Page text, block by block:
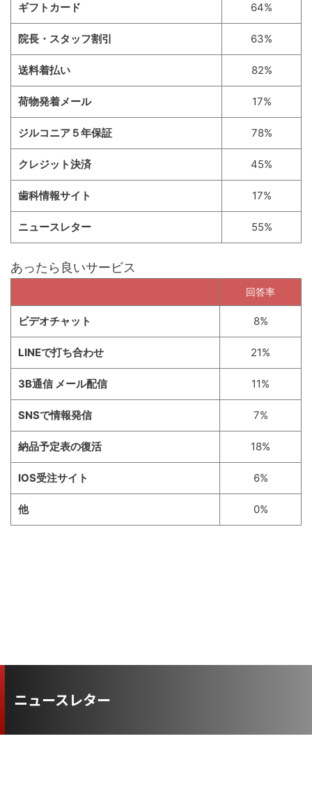
ギフトカード 64%
院長・スタッフ割引 63%
送料着払い 82%
荷物発着メール 17%
ジルコニア５年保証 78%
クレジット決済 45%
歯科情報サイト 17%
ニュースレター 55%
あったら良いサービス
回答率
ビデオチャット 8%
LINEで打ち合わせ 21%
3B通信 メール配信 11%
SNSで情報発信 7%
納品予定表の復活 18%
IOS受注サイト 6%
他 0%
ニュースレター